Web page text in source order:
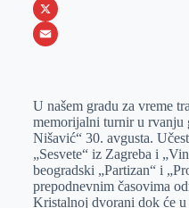
b
o
s
e
e
r
n
k
I
n
i
b
W
h
s
A
p
p
X
a
i
l
U našem gradu za vreme
memorijalni turnir u
Nišavić“ 30. avgusta.
„Sesvete“ iz Zagreba i
beogradski „Partizan“ i
prepodnevnim časovima
Kristalnoj dvorani dok će